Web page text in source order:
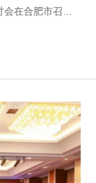
会在合肥市召
位领导近200人
交流。